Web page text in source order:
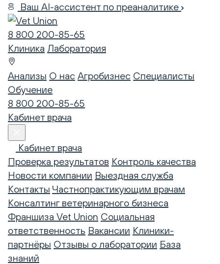
Ваш AI-ассистент по преаналитике
8 800 200-85-65
Клиника Лаборатория
Анализы О нас Агробизнес Специалисты
Обучение
8 800 200-85-65
Кабинет врача
Кабинет врача
Проверка результатов Контроль качества
Новости компании Выездная служба
Контакты Частнопрактикующим врачам
Консалтинг ветеринарного бизнеса
Франшиза Vet Union Социальная
ответственность Вакансии Клиники-
партнёры Отзывы о лаборатории База
знаний